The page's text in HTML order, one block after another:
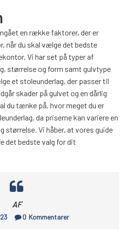
en række faktorer, der er
når du skal vælge det bedste
Vi har set på typer af
størrelse og form samt gulvtype
et stoleunderlag, der passer til
skader på gulvet og en dårlig
du tænke på, hvor meget du er
da priserne kan variere en
størrelse. Vi håber, at vores guide
det bedste valg for dit
AF
0 Kommentarer